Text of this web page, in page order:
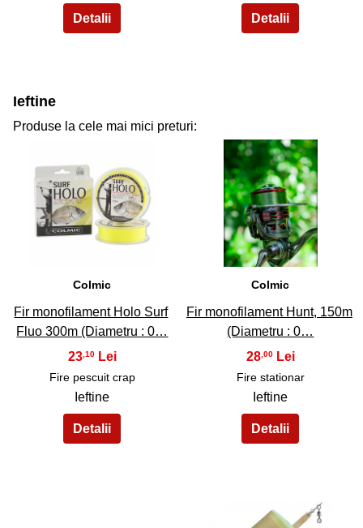
Ieftine
Produse la cele mai mici preturi:
31
Colmic
Fir monofilament Holo Surf
Fluo 300m (Diametru : 0…
23,10
Fire pescuit crap
Ieftine
32
Colmic
Fir monofilament Hunt, 150m
(Diametru : 0…
28,00
Fire stationar
Ieftine